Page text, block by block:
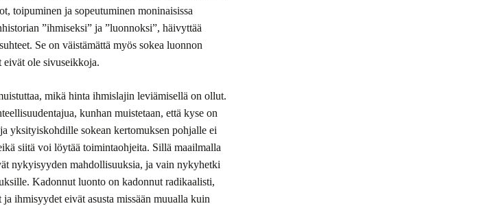
toipuminen ja sopeutuminen moninaisissa
”ihmiseksi” ja ”luonnoksi”, häivyttää
Se on väistämättä myös sokea luonnon
ole sivuseikkoja.
mikä hinta ihmislajin leviämisellä on ollut.
kunhan muistetaan, että kyse on
yksityiskohdille sokean kertomuksen pohjalle ei
siitä voi löytää toimintaohjeita. Sillä maailmalla
nykyisyyden mahdollisuuksia, ja vain nykyhetki
Kadonnut luonto on kadonnut radikaalisti,
ihmisyydet eivät asusta missään muualla kuin